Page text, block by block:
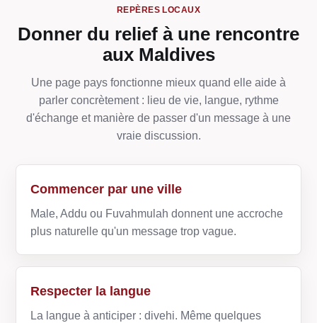
REPÈRES LOCAUX
Donner du relief à une rencontre
aux Maldives
Une page pays fonctionne mieux quand elle aide à
parler concrètement : lieu de vie, langue, rythme
d'échange et manière de passer d'un message à une
vraie discussion.
Commencer par une ville
Male, Addu ou Fuvahmulah donnent une accroche
plus naturelle qu'un message trop vague.
Respecter la langue
La langue à anticiper : divehi. Même quelques